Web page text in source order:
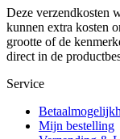
Deze verzendkosten
kunnen extra kosten
grootte of de
direct in de
Service
Mijn bestelling